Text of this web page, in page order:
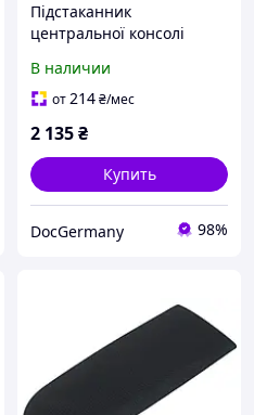
Підстаканник
центральної консолі
2013 сумісний з Golf V
2003-2009 та Jetta III 2005-
В наличии
от214₴/мес
2 135₴
Купить
DocGermany 98%